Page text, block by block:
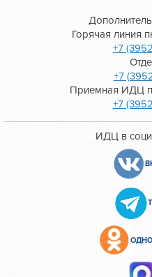
Горячая линия
+7
+7
Приемная ИДЦ
+7
ИДЦ в